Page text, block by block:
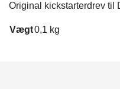
Original kickstarterdrev til
Vægt0,1 kg